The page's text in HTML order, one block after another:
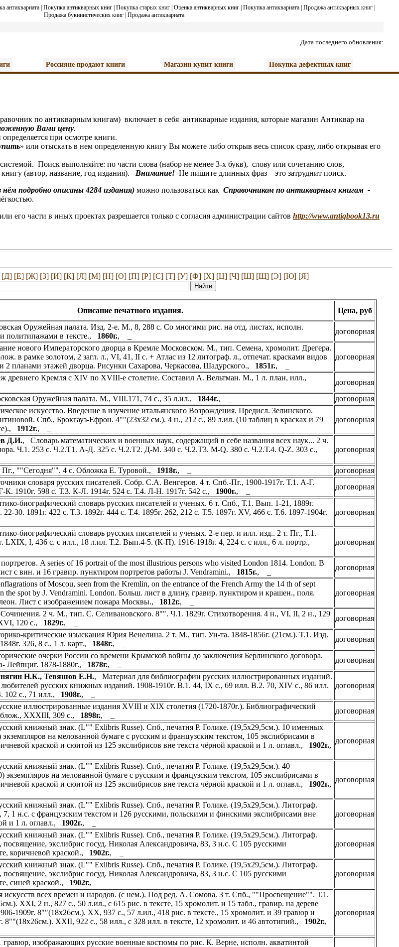
антиквариата Покупка антикварных книг Покупка старых книг Оценка антикварных книг Покупка антиквариата Продажа антикварных книг
Продажа букинистических книг| Продажа антиквариата
Дата последнего обновления:
Россияне продают книги Магазин купит книги Покупка дефектных книг
по антикварным книгам) включает в себя антикварные издания, которые магазин Антиквар на
Вами цену.
при осмотре книги.
» или отыскать в нем определенную книгу Вы можете либо открыв весь список сразу, либо открывая его
Поиск выполняйте: по части слова (набор не менее 3-х букв), слову или сочетанию слов,
(автор, название, год издания). Внимание! Не пишите длинных фраз – это затруднит поиск.
подробно описаны 4284 издания) можно пользоваться как Справочником по антикварным книгам -
или его части в иных проектах разрешается только с согласия администрации сайтов http://www.antiqbook13.ru
[Д] [Е] [Ж] [З] [И] [К] [Л] [М] [Н] [О] [П] [Р] [С] [Т] [У] [Ф] [Х] [Ц] [Ч] [Ш] [Щ] [Э] [Ю] [Я]
Описание печатного издания. Цена, руб
Оружейная палата. Изд. 2-е. М., 8, 288 с. Со многими рис. на отд. листах, исполн.
политипажами в тексте., 1860г., _
договорная
нового Императорского дворца в Кремле Московском. М., тип. Семена, хромолит. Дрегера.
в рамке золотом, 2 загл. л., VI, 41, II с. + Атлас из 12 литограф. л., отпечат. красками видов
2 планами этажей дворца. Рисунки Сахарова, Черкасова, Шадурского., 1851г., _
договорная
древнего Кремля с XIV по ХVIII-е столетие. Составил А. Вельтман. М., 1 л. план, илл.,
договорная
Оружейная палата. М., VIII.171, 74 с., 35 л.ил., 1844г., _ договорная
искусство. Введение в изучение итальянского Возрождения. Предисл. Зелинского.
Спб., Брокгауз-Ефрон. 4""(23х32 см.). 4 н., 212 с., 89 л.ил. (10 таблиц в красках и 79
1912г., _
договорная
Д.И., Словарь математических и военных наук, содержащий в себе названия всех наук... 2 ч.
Ч.1. 253 с. Ч.2.Т1. А-Д. 325 с. Ч.2.Т2. Д-М. 340 с. Ч.2.Т3. М-Q. 380 с. Ч.2.Т.4. Q-Z. 303 с.,
договорная
""Сегодня"". 4 с. Обложка Е. Туровой., 1918г., _
договорная
словаря русских писателей. Собр. С.А. Венгеров. 4 т. Спб.-Пг., 1900-1917г. Т.1. А-Г.
К. 1910г. 598 с. Т.3. К-Л. 1914г. 524 с. Т.4. Л-Н. 1917г. 542 с., 1900г., _
договорная
биографический словарь русских писателей и ученых. 6 т. Спб., Т.1. Вып. 1-21, 1889г.
30. 1891г. 422 с. Т.3. 1892г. 444 с. Т.4. 1895г. 262, 212 с. Т.5. 1897г. XV, 466 с. Т.6. 1897-1904г.
договорная
биографический словарь русских писателей и ученых. 2-е пер. и илл. изд.. 2 т. Пг., Т.1.
I, 436 с. с илл., 18 л.ил. Т.2. Вып.4-5. (К-П). 1916-1918г. 4, 224 с. с илл., 6 л. портр.,
договорная
A series of 16 portrait of the most illustrious persons who visited London 1814. London. В
с вин. и 16 гравир. пунктиром портретов работы J. Vendramini., 1815г., _
договорная
of Moscou, seen from the Kremlin, on the entrance of the French Army the 14 th of sept
the spot by J. Vendramini. London. Больш. лист в длину, гравир. пунктиром и крашен., поля.
Лист с изображением пожара Москвы., 1812г., _
договорная
2 ч. М., тип. С. Селивановского. 8"". Ч.1. 1829г. Стихотворения. 4 н., VI, II, 2 н., 129
120 с., 1829г., _
договорная
критические изыскания Юрия Венелина. 2 т. М., тип. Ун-та. 1848-1856г. (21см.). Т.1. Изд.
326, 8 с., 1 л. карт., 1848г., _
договорная
очерки России со времени Крымской войны до заключения Берлинского договора.
Лейпциг. 1878-1880г., 1878г., _
договорная
Н.К., Тевяшов Е.Н., Материал для библиографии русских иллюстрированных изданий.
русских книжных изданий. 1908-1910г. В.1. 44, IX с., 69 илл. В.2. 70, XIV с., 86 илл.
102 с., 71 илл., 1908г., _
договорная
иллюстрированные издания XVIII и XIX столетия (1720-1870г.). Библиографический
XXXIII, 309 с., 1898г., _
договорная
книжный знак. (L"" Exlibris Russe). Спб., печатня Р. Голике. (19,5х29,5см.). 10 именных
на мелованной бумаге с русским и французским текстом, 105 экслибрисами в
краской и сюитой из 125 экслибрисов вне текста чёрной краской и 1 л. оглавл., 1902г.,
договорная
книжный знак. (L"" Exlibris Russe). Спб., печатня Р. Голике. (19,5х29,5см.). 40
экземпляров на мелованной бумаге с русским и французским текстом, 105 экслибрисами в
краской и сюитой из 125 экслибрисов вне текста чёрной краской и 1 л. оглавл., 1902г.,
договорная
книжный знак. (L"" Exlibris Russe). Спб., печатня Р. Голике. (19,5х29,5см.). Литограф.
7, 1 н.с. с французским текстом и 126 русскими, польскими и финскими экслибрисами вне
и 1 л. оглавл., 1902г., _
договорная
книжный знак. (L"" Exlibris Russe). Спб., печатня Р. Голике. (19,5х29,5см.). Литограф.
посвящение, экслибрис госуд. Николая Александровича, 83, 3 н.с. С 105 русскими
коричневой краской., 1902г., _
договорная
книжный знак. (L"" Exlibris Russe). Спб., печатня Р. Голике. (19,5х29,5см.). Литограф.
посвящение, экслибрис госуд. Николая Александровича, 83, 3 н.с. С 105 русскими
синей краской., 1902г., _
договорная
всех времен и народов. (с нем.). Под ред. А. Сомова. 3 т. Спб., ""Просвещение"". Т.1.
XXI, 2 н., 827 с., 50 л.ил., с 615 рис. в тексте, 15 хромолит. и 15 табл., гравир. на дереве
1909г. 8""(18х26см.). XX, 937 с., 57 л.ил., 418 рис. в тексте., 15 хромолит. и 39 гравюр и
8""(18х26см.). XXII, 922 с., 58 илл., с 328 илл. в тексте, 12 хромолит. и 46 автотипий., 1902г.,
договорная
изображающих русские военные костюмы по рис. К. Верне, исполн. акватинтой